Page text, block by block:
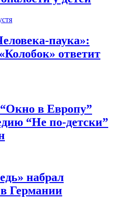
паука»:
ответит
в Европу”
“Не по-детски”
набрал
Германии